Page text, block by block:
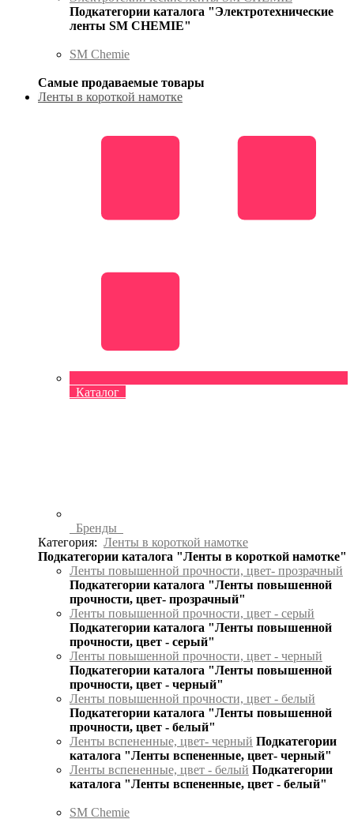
Подкатегории каталога "Электротехнические
ленты SM CHEMIE"
SM Chemie
Самые продаваемые товары
Ленты в короткой намотке
Каталог
Бренды
Категория: Ленты в короткой намотке
Подкатегории каталога "Ленты в короткой намотке"
Ленты повышенной прочности, цвет- прозрачный
Подкатегории каталога "Ленты повышенной
прочности, цвет- прозрачный"
Ленты повышенной прочности, цвет - серый
Подкатегории каталога "Ленты повышенной
прочности, цвет - серый"
Ленты повышенной прочности, цвет - черный
Подкатегории каталога "Ленты повышенной
прочности, цвет - черный"
Ленты повышенной прочности, цвет - белый
Подкатегории каталога "Ленты повышенной
прочности, цвет - белый"
Ленты вспененные, цвет- черный Подкатегории
каталога "Ленты вспененные, цвет- черный"
Ленты вспененные, цвет - белый Подкатегории
каталога "Ленты вспененные, цвет - белый"
SM Chemie